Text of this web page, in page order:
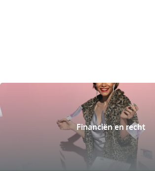
Financiën en recht